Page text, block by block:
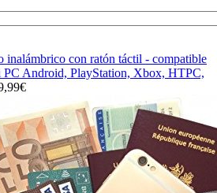
con ratón táctil - compatible
Android, PlayStation, Xbox, HTPC,
€